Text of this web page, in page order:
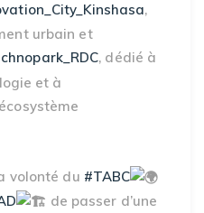
,
urbain et
, dédié à
et à
volonté du #TABC
de passer d’une